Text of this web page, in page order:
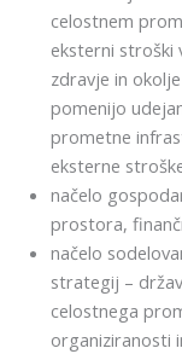
celostnem
eksterni stroški
zdravje in
pomenijo
prometne
eksterne
načelo
prostora,
načelo
strategij –
celostnega
organiziranosti